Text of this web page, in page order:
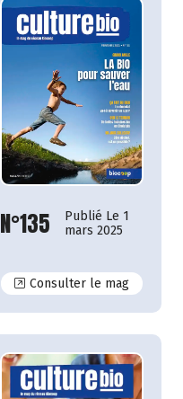
N°135
Publié Le 1
mars 2025
Consulter le magN°135